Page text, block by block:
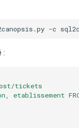
-c
:
tickets
etablissement